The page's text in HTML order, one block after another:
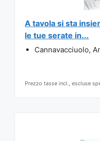
A tavola si sta
le tue serate in...
Cannavacciuolo,
Prezzo tasse incl., escluse